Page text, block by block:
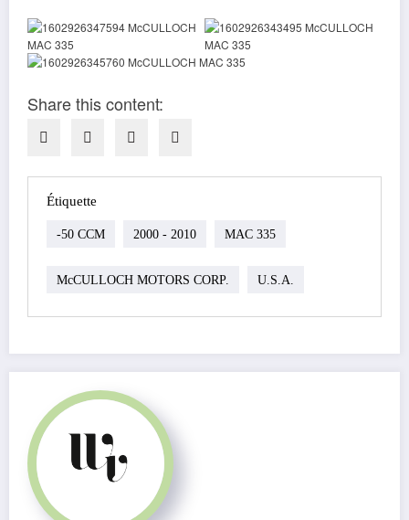
Share this content:
Étiquette
-50 CCM 2000 - 2010 MAC 335
McCULLOCH MOTORS CORP. U.S.A.